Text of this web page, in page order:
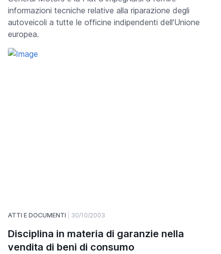
informazioni tecniche relative alla riparazione degli
autoveicoli a tutte le officine indipendenti dell'Unione
europea.
ATTI E DOCUMENTI 30/10/2003
Disciplina in materia di garanzie nella
vendita di beni di consumo